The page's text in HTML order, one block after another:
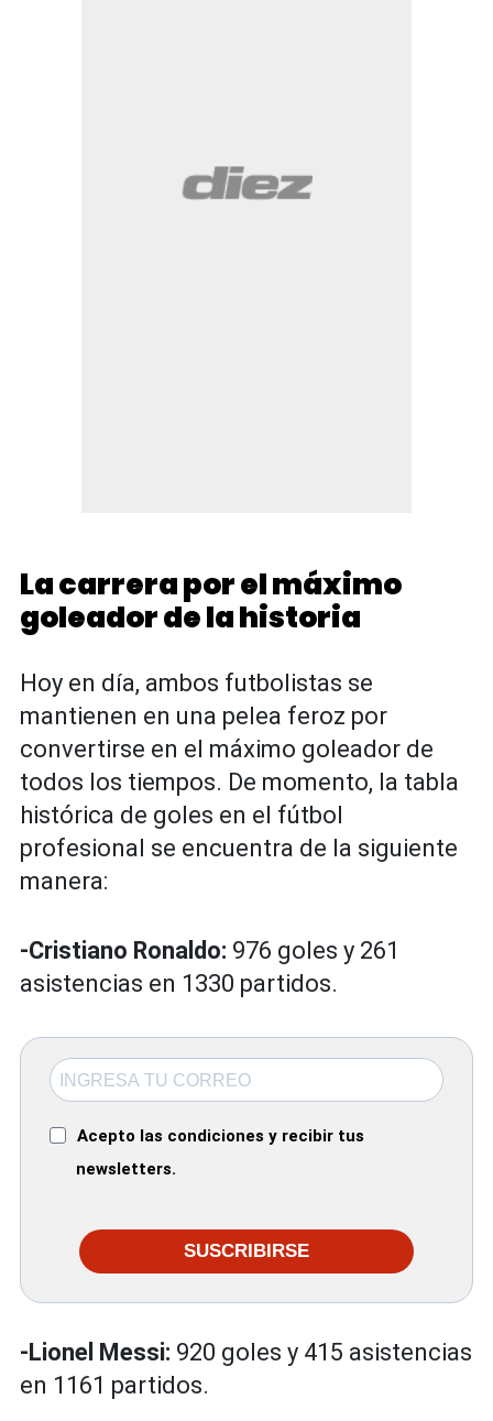
La carrera por el máximo
goleador de la historia
Hoy en día, ambos futbolistas se
mantienen en una pelea feroz por
convertirse en el máximo goleador de
todos los tiempos. De momento, la tabla
histórica de goles en el fútbol
profesional se encuentra de la siguiente
manera:
-Cristiano Ronaldo: 976 goles y 261
asistencias en 1330 partidos.
Acepto las condiciones y recibir tus
newsletters.
SUSCRIBIRSE
-Lionel Messi: 920 goles y 415 asistencias
en 1161 partidos.